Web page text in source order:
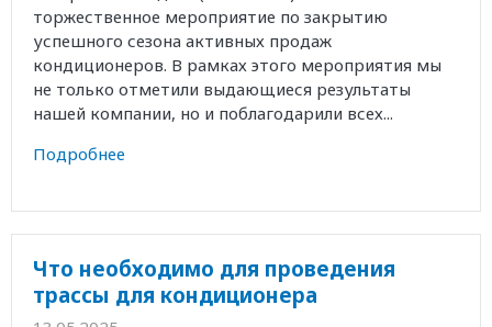
торжественное мероприятие по закрытию
успешного сезона активных продаж
кондиционеров. В рамках этого мероприятия мы
не только отметили выдающиеся результаты
нашей компании, но и поблагодарили всех...
Подробнее
Что необходимо для проведения
трассы для кондиционера